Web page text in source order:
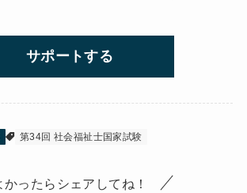
サポートする
第34回 社会福祉士国家試験
かったらシェアしてね！